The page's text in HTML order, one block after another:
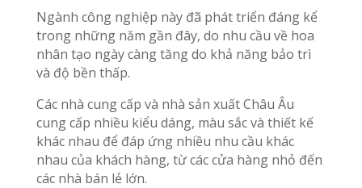
Ngành công nghiệp này đã phát triển đáng kể
trong những năm gần đây, do nhu cầu về hoa
nhân tạo ngày càng tăng do khả năng bảo trì
và độ bền thấp.
Các nhà cung cấp và nhà sản xuất Châu Âu
cung cấp nhiều kiểu dáng, màu sắc và thiết kế
khác nhau để đáp ứng nhiều nhu cầu khác
nhau của khách hàng, từ các cửa hàng nhỏ đến
các nhà bán lẻ lớn.